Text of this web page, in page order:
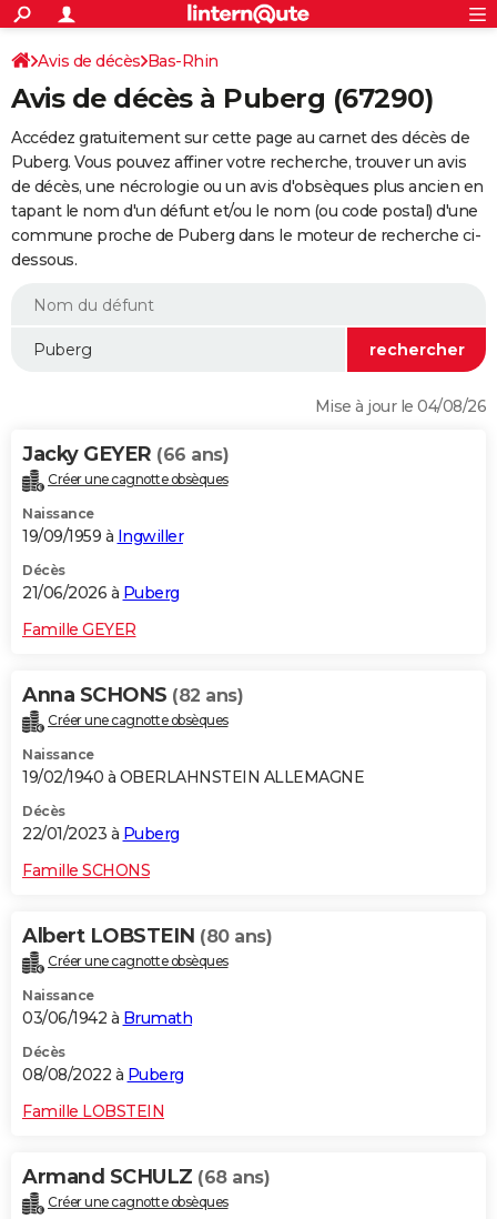
ACTUALITÉS
Politique
Société
Faits Divers
Education
Monde
Villes
+
SPORT
Coupe du monde 2026
Football
Tennis
Cyclisme
Rugby
Forum
Programme TV
TNT
Streaming
Cinéma
Sorties cinéma
Musique
+
FINANCE
Retraite
Epargne
Immobilier
Risques naturels par ville
Assurance
AUTO
Essais
Réserver un essai
Citadines
Berlines
SUV
Forum auto
+
HIGH-TECH
BRICOLAGE
WEEK-END
Alimentation
Guide de la santé
Maladies
Médicaments
Sommeil
VOYAGE
Destinations
City break
Voyage nature
Voyage de noces
Forum
Climat
+PHOTO
GUIDES D'ACHAT
Carte de Noël
Carte Bonne année
Carte Saint-Valentin
Carte Pâques
Carte d'anniversaire
DICTIONNAIRE
Dictionnaire
Biographies
Citations
Expressions
Proverbes
PROGRAMME TV
S'inscrire
Se connecter
Lycées
Collèges
Primaires
Universités
Entreprises
Service militaire
Avis de recherche
AVIS DE DÉCÈS
FORUM
Bricolage
Lifestyle
Culture
Sport
Auto
Television
Voyage
Cinema
Connexion
Avis de décès Bas-Rhin
Avis de décès à Puberg (67290)
Accédez gratuitement sur cette page au carnet des décès de
Puberg. Vous pouvez affiner votre recherche, trouver un avis
de décès, une nécrologie ou un avis d'obsèques plus ancien en
tapant le nom d'un défunt et/ou le nom (ou code postal) d'une
commune proche de Puberg dans le moteur de recherche ci-
dessous.
Mise à jour le 04/08/26
Jacky GEYER (66 ans)
Créer une cagnotte obsèques
Naissance
19/09/1959 à Ingwiller
Décès
21/06/2026 à Puberg
Famille GEYER
Anna SCHONS (82 ans)
Créer une cagnotte obsèques
Naissance
19/02/1940 à OBERLAHNSTEIN ALLEMAGNE
Décès
22/01/2023 à Puberg
Famille SCHONS
Albert LOBSTEIN (80 ans)
Créer une cagnotte obsèques
Naissance
03/06/1942 à Brumath
Décès
08/08/2022 à Puberg
Famille LOBSTEIN
Armand SCHULZ (68 ans)
Créer une cagnotte obsèques